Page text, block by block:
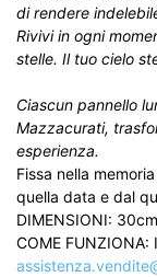
di rendere
Rivivi in ogni
stelle. Il tuo cielo
Ciascun pannello
Mazzacurati,
esperienza.
Fissa nella
quella data e dal
DIMENSIONI:
COME FUNZIONA: